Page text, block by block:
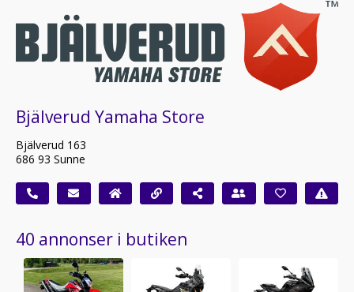
Bjälverud Yamaha Store
Bjälverud 163
686 93 Sunne
40 annonser i butiken